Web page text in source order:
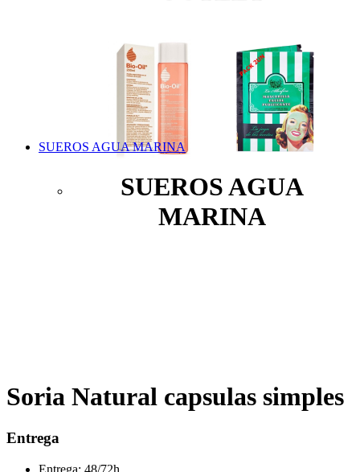
SUEROS AGUA MARINA
SUEROS AGUA
MARINA
Soria Natural capsulas simples
Entrega
Entrega: 48/72h